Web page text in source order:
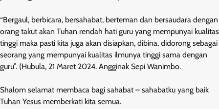
“Bergaul, berbicara, bersahabat, berteman dan bersaudara dengan
orang takut akan Tuhan rendah hati guru yang mempunyai kualitas
tinggi maka pasti kita juga akan disiapkan, dibina, didorong sebagai
seorang yang mempunyai kualitas ilmunya tinggi sama dengan
guru”. (Hubula, 21 Maret 2024. Angginak Sepi Wanimbo.
Shalom selamat membaca bagi sahabat – sahabatku yang baik
Tuhan Yesus memberkati kita semua.